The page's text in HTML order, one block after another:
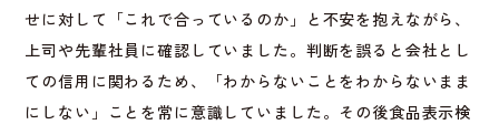
せに対して「これで合っているのか」と不安を抱えながら、
上司や先輩社員に確認していました。判断を誤ると会社とし
ての信用に関わるため、「わからないことをわからないまま
にしない」ことを常に意識していました。その後食品表示検